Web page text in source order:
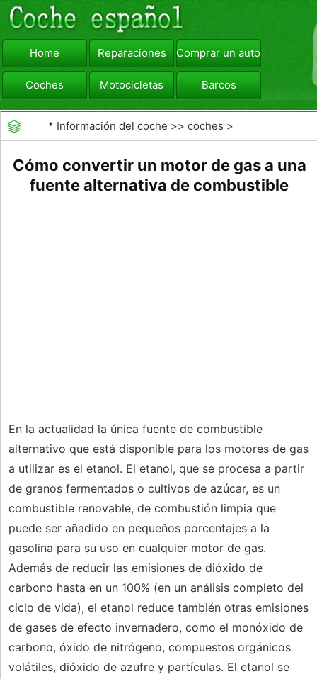
Home Reparaciones Comprar un automóvil
Coches Motocicletas Barcos
viajar Camiones
* Información del coche >>coches >
Cómo convertir un motor de gas a una
fuente alternativa de combustible
En la actualidad la única fuente de combustible
alternativo que está disponible para los motores de gas
a utilizar es el etanol. El etanol, que se procesa a partir
de granos fermentados o cultivos de azúcar, es un
combustible renovable, de combustión limpia que
puede ser añadido en pequeños porcentajes a la
gasolina para su uso en cualquier motor de gas.
Además de reducir las emisiones de dióxido de
carbono hasta en un 100% (en un análisis completo del
ciclo de vida), el etanol reduce también otras emisiones
de gases de efecto invernadero, como el monóxido de
carbono, óxido de nitrógeno, compuestos orgánicos
volátiles, dióxido de azufre y partículas. El etanol se